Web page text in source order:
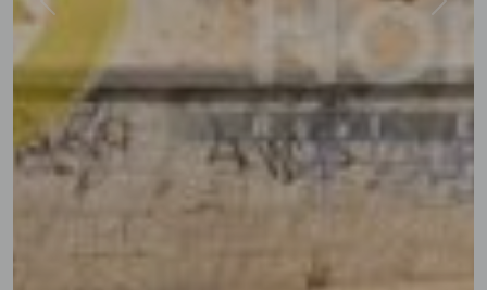
Previous Next